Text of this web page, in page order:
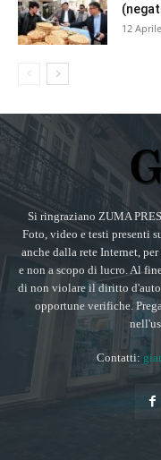
12
Si ringraziano ZUMA
Foto, video e testi presenti
anche dalla rete Internet,
e non a scopo di lucro. Al
di non violare il diritto
opportune verifiche.
Contatti: